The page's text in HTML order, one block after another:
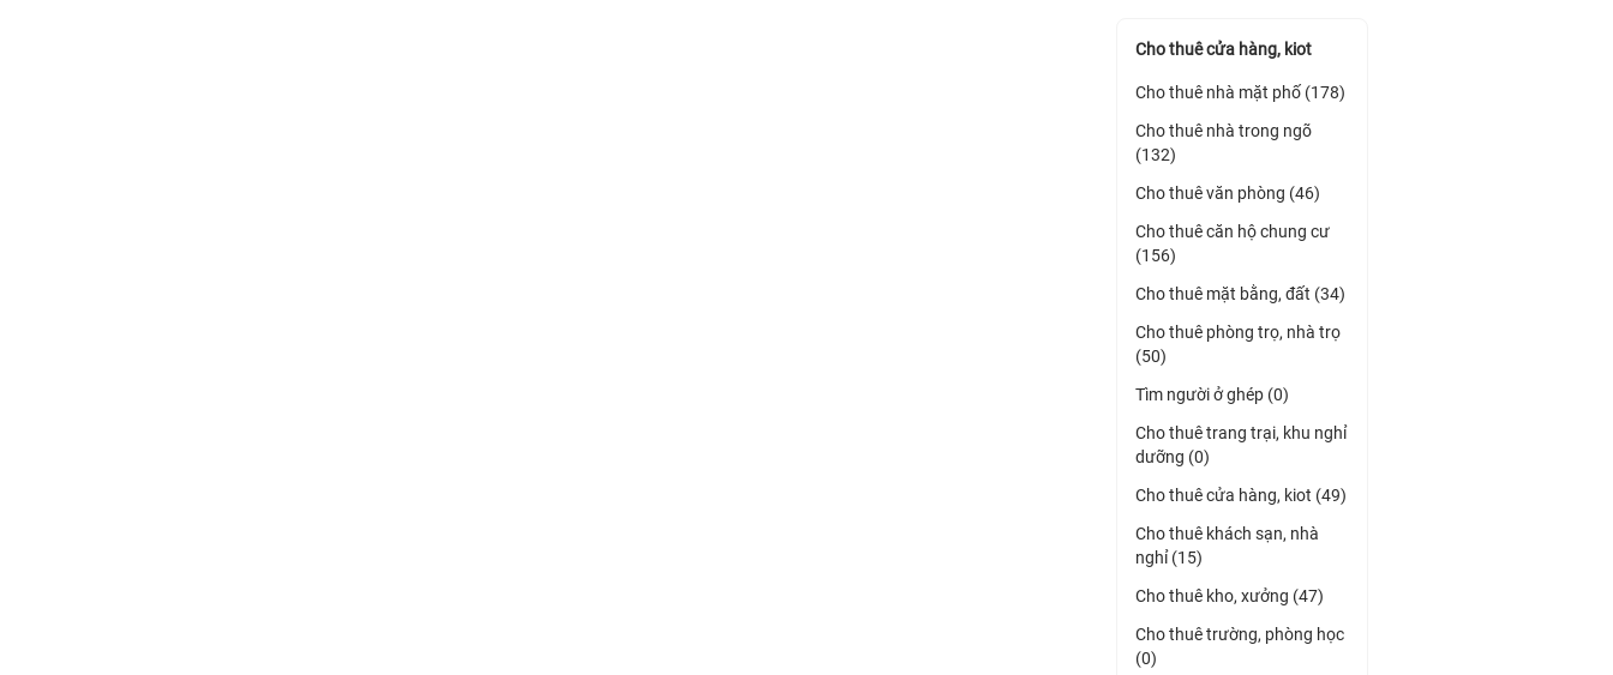
Cho thuê cửa hàng, kiot
Cho thuê nhà mặt phố (178)
Cho thuê nhà trong ngõ
(132)
Cho thuê văn phòng (46)
Cho thuê căn hộ chung cư
(156)
Cho thuê mặt bằng, đất (34)
Cho thuê phòng trọ, nhà trọ
(50)
Tìm người ở ghép (0)
Cho thuê trang trại, khu nghỉ
dưỡng (0)
Cho thuê cửa hàng, kiot (49)
Cho thuê khách sạn, nhà
nghỉ (15)
Cho thuê kho, xưởng (47)
Cho thuê trường, phòng học
(0)